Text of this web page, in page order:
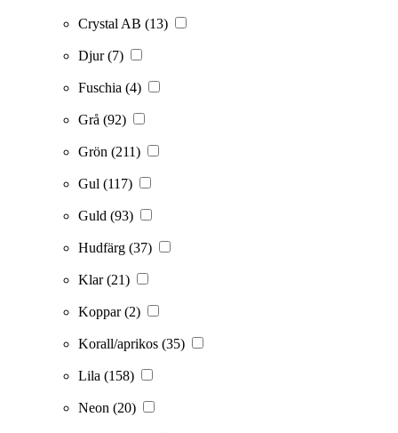
Crystal AB (13)
Djur(7)
Fuschia (4)
Grå (92)
Grön (211)
Gul (117)
Guld (93)
Hudfärg (37)
Klar(21)
Koppar(2)
Korall/aprikos (35)
Lila (158)
Neon (20)